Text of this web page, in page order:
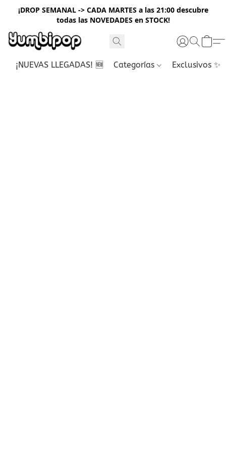
¡DROP SEMANAL -> CADA MARTES a las 21:00 descubre
todas las NOVEDADES en STOCK!
¡NUEVAS LLEGADAS! 🆕 Categorías Exclusivos ✨